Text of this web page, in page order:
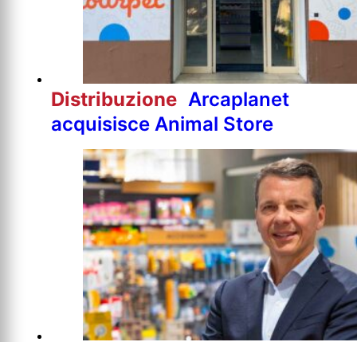
Distribuzione Arcaplanet
acquisisce Animal Store